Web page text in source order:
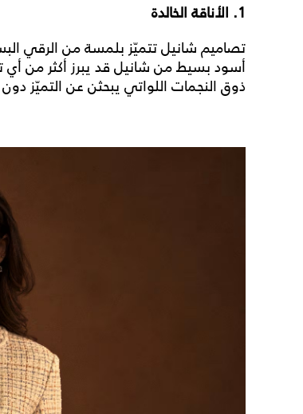
1. الأناقة الخالدة
تصاميم شانيل تتميّز بلمسة من الرقي
أسود بسيط من شانيل قد يبرز أكثر من
ذوق النجمات اللواتي يبحثن عن التميّز دون